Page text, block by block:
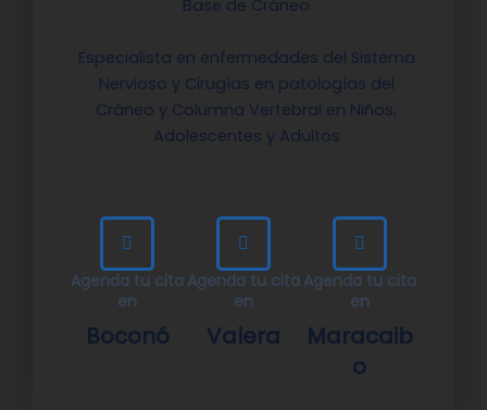
Base de Cráneo
Especialista en enfermedades del Sistema
Nervioso y Cirugías en patologías del
Cráneo y Columna Vertebral en Niños,
Adolescentes y Adultos
Agenda tu cita
en
Boconó
Agenda tu cita
en
Valera
Agenda tu cita
en
Maracaib
o